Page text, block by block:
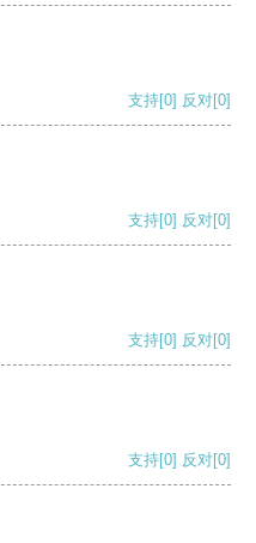
支持[0] 反对[0]
支持[0] 反对[0]
支持[0] 反对[0]
支持[0] 反对[0]